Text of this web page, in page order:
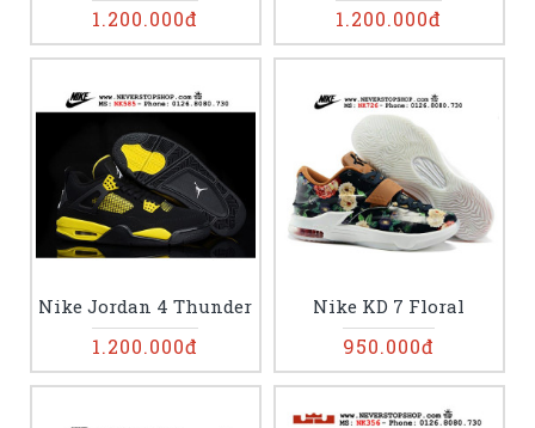
1.200.000đ 1.200.000đ
Nike Jordan 4 Thunder
1.200.000đ
Nike KD 7 Floral
950.000đ